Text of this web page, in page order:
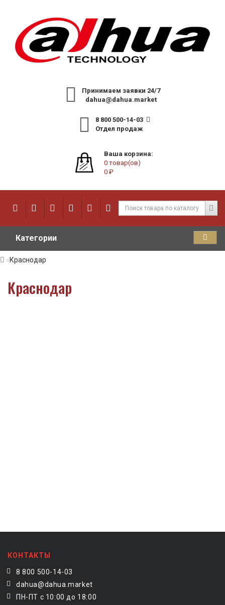
Принимаем заявки 24/7
dahua@dahua.market
8 800 500-14-03
Отдел продаж
Ваша корзина:
0 товар(ов)
0 ₽
Категории
Краснодар
Краснодар
КОНТАКТЫ
8 800 500-14-03
dahua@dahua.market
ПН-ПТ с 10:00 до 18:00